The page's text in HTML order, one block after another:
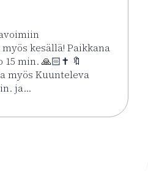
kesällä! Paikkana
min. 🙏🏻✝️ 🔖
myös Kuunteleva
ja…
Kesän rukoushetket